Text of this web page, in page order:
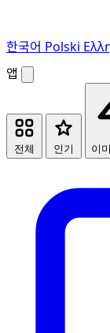
한국어 Polski
앱
전체 인기 이